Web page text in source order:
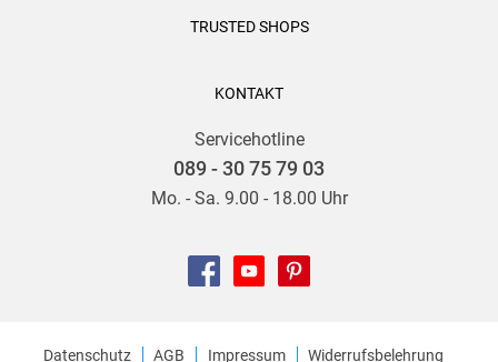
TRUSTED SHOPS
KONTAKT
Servicehotline
089 - 30 75 79 03
Mo. - Sa. 9.00 - 18.00 Uhr
Datenschutz AGB Impressum
Widerrufsbelehrung